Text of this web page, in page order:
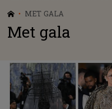
MET GALA
Met gala